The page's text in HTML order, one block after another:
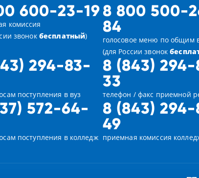
600-23-19
комиссия
звонок бесплатный)
8 800 500-
84
голосовое меню по общим
(для России звонок
294-83-
поступления в вуз
8 (843)
33
телефон / факс приемной
572-64-
поступления в колледж
8 (843)
49
приемная комиссия